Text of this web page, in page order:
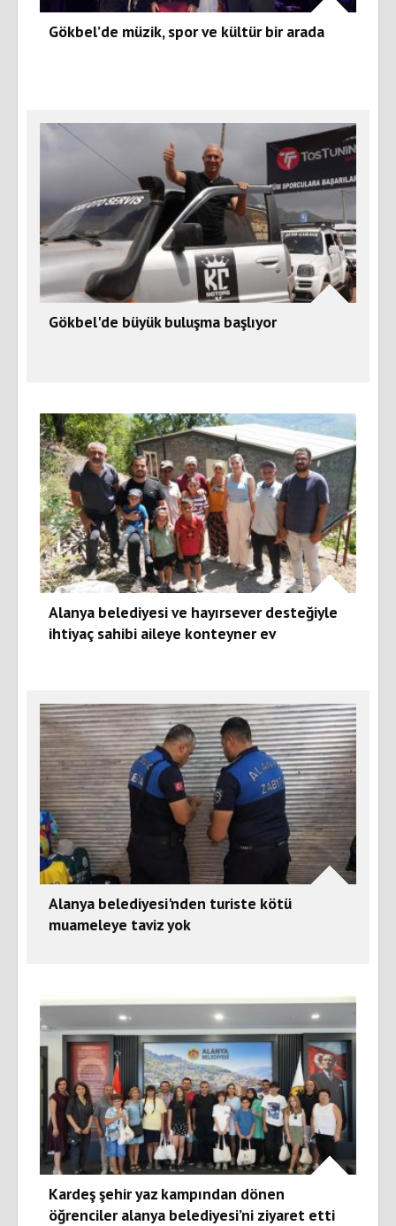
Gökbel’de müzik, spor ve kültür bir arada
Gökbel'de büyük buluşma başlıyor
Alanya belediyesi ve hayırsever desteğiyle
ihtiyaç sahibi aileye konteyner ev
Alanya belediyesi'nden turiste kötü
muameleye taviz yok
Kardeş şehir yaz kampından dönen
öğrenciler alanya belediyesi’ni ziyaret etti